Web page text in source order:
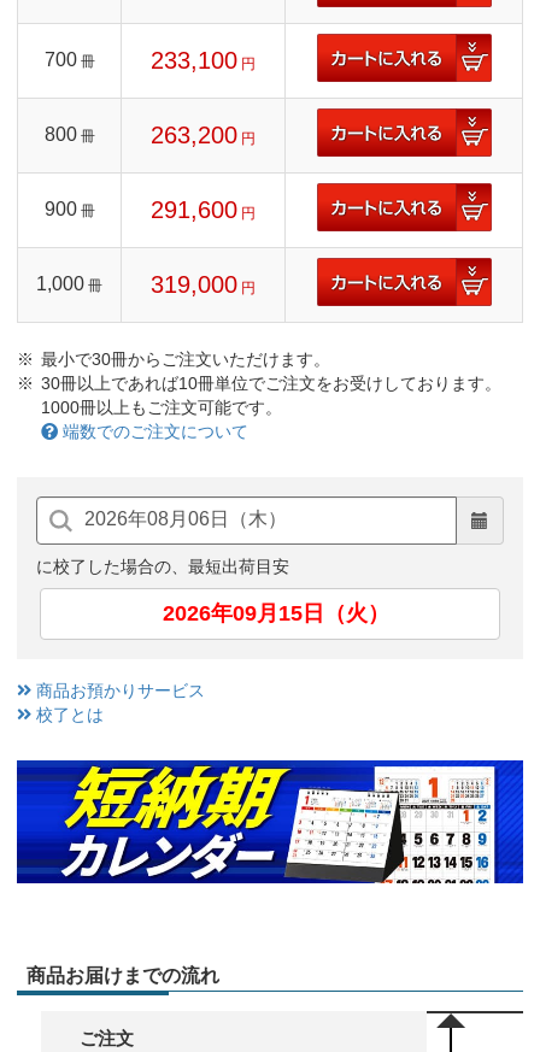
700 冊 233,100 円
800 冊 263,200 円
900 冊 291,600 円
1,000 冊 319,000 円
最小で30冊からご注文いただけます。
30冊以上であれば10冊単位でご注文をお受けしております。
1000冊以上もご注文可能です。
端数でのご注文について
に校了した場合の、最短出荷目安
2026年09月15日（火）
商品お預かりサービス
校了とは
商品お届けまでの流れ
ご注文